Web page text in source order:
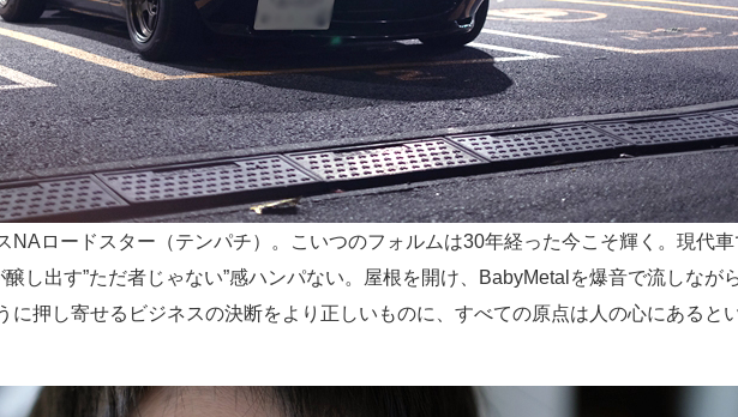
NAロードスター（テンパチ）。こいつのフォルムは30年経った今こそ輝く。現代車
醸し出す”ただ者じゃない”感ハンパない。屋根を開け、BabyMetalを爆音で流しなが
に押し寄せるビジネスの決断をより正しいものに、すべての原点は人の心にあると